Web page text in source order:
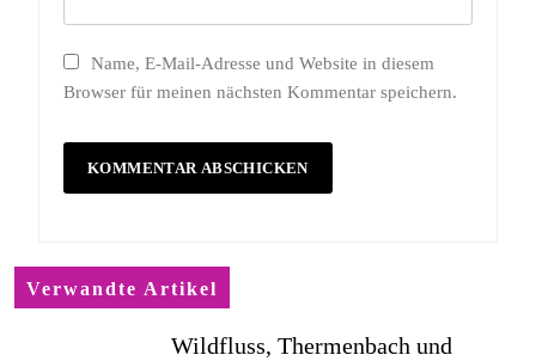
Name, E-Mail-Adresse und Website in diesem
Browser für meinen nächsten Kommentar speichern.
Verwandte Artikel
Wildfluss, Thermenbach und